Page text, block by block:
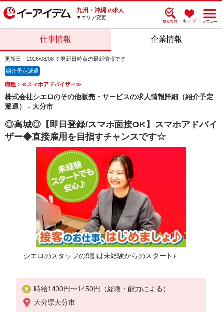
九州・沖縄 の求人
▼エリア変更
仕事情報 企業情報
更新日：2026/08/08 ※更新日時点の最新情報です
紹介予定派遣
職種：≪スマホアドバイザー≫
株式会社シエロのその他販売・サービスの求人情報詳細（紹介予定
派遣） - 大分市
◎高城◎【即日登録/スマホ面接OK】スマホアドバイ
ザー◆直接雇用を目指すチャンスです☆
シエロのスタッフの9割は未経験からのスタート♪
時給1400円〜1450円（経験・能力による）
※残業代支給
★交通費別途支給（規定あり）
大分県大分市